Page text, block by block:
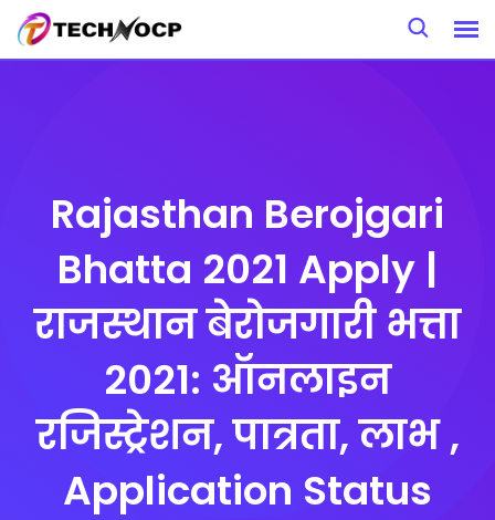
Skip
Rajasthan Berojgari
Bhatta 2021 Apply |
राजस्थान बेरोजगारी भत्ता
2021: ऑनलाइन
रजिस्ट्रेशन, पात्रता, लाभ ,
Application Status